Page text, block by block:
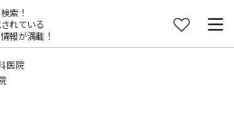
索！
れている
報が満載！
医院